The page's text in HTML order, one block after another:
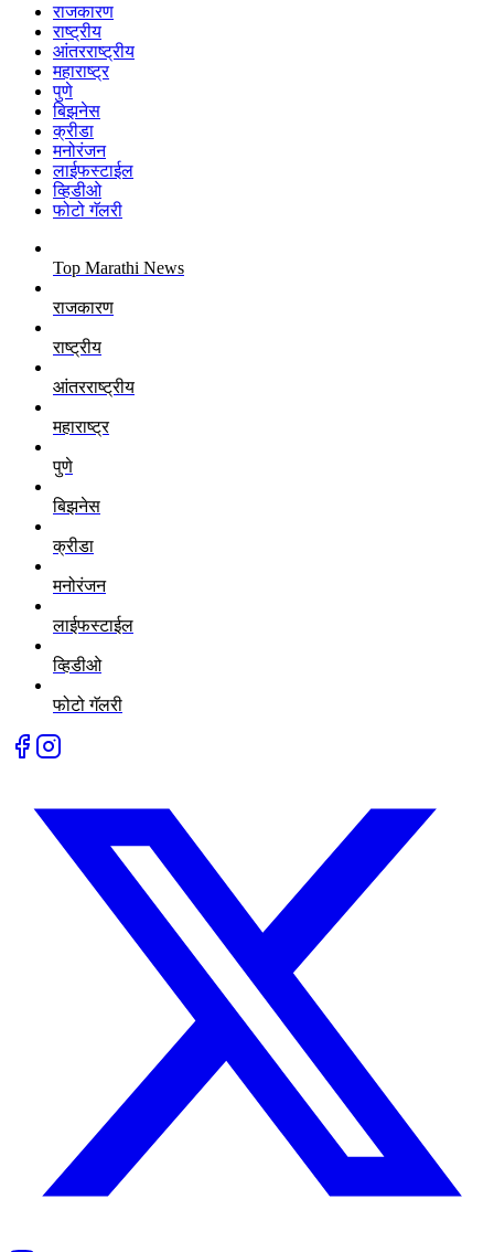
राजकारण
राष्ट्रीय
आंतरराष्ट्रीय
महाराष्ट्र
पुणे
बिझनेस
क्रीडा
मनोरंजन
लाईफस्टाईल
व्हिडीओ
फोटो गॅलरी
Top Marathi News
राजकारण
राष्ट्रीय
आंतरराष्ट्रीय
महाराष्ट्र
पुणे
बिझनेस
क्रीडा
मनोरंजन
लाईफस्टाईल
व्हिडीओ
फोटो गॅलरी